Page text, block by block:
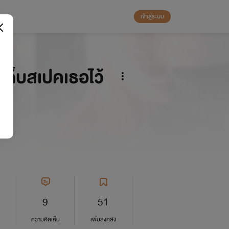
เข้าสู่ระบบ
บสเปคเธอไว้
9
ความคิดเห็น
51
เพิ่มลงคลัง